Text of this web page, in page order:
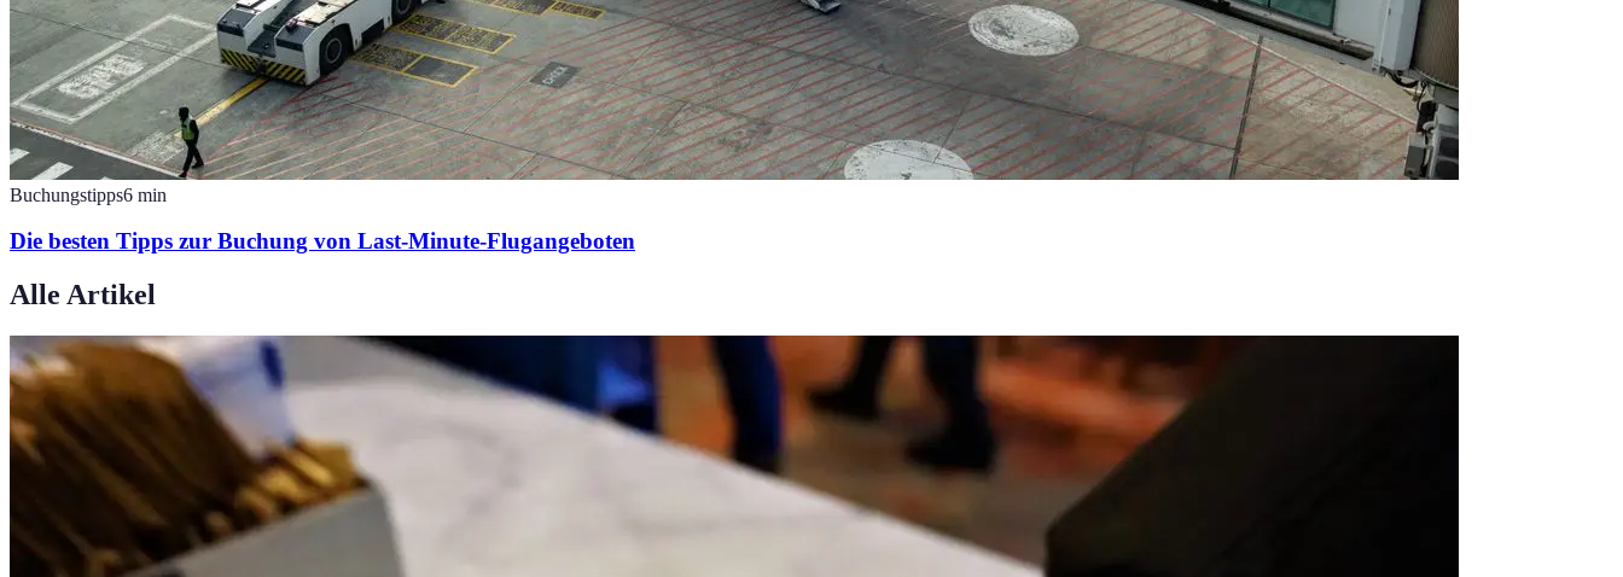
Buchungstipps6 min
Die besten Tipps zur Buchung von Last-Minute-Flugangeboten
Alle Artikel